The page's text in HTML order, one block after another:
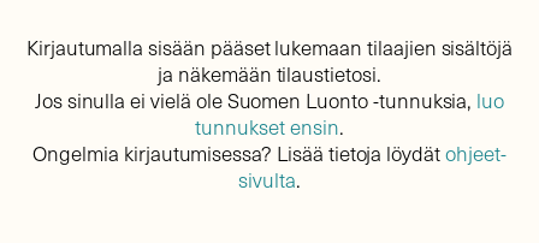
Kirjautumalla sisään pääset lukemaan tilaajien sisältöjä
ja näkemään tilaustietosi.
Jos sinulla ei vielä ole Suomen Luonto -tunnuksia, luo
tunnukset ensin.
Ongelmia kirjautumisessa? Lisää tietoja löydätohjeet-
sivulta.